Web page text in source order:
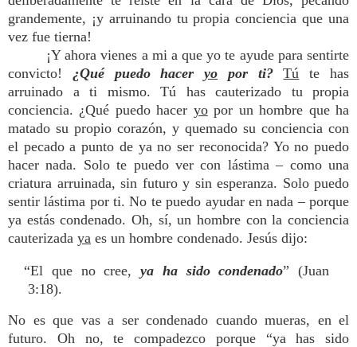
grandemente, ¡y arruinando tu propia conciencia que una
vez fue tierna!
¡Y ahora vienes a mi a que yo te ayude para sentirte
convicto! ¿Qué puedo hacer yo por ti? Tú te has
arruinado a ti mismo. Tú has cauterizado tu propia
conciencia. ¿Qué puedo hacer yopor un hombre que ha
matado su propio corazón, y quemado su conciencia con
el pecado a punto de ya no ser reconocida? Yo no puedo
hacer nada. Solo te puedo ver con lástima – como una
criatura arruinada, sin futuro y sin esperanza. Solo puedo
sentir lástima por ti. No te puedo ayudar en nada – porque
ya estás condenado. Oh, sí, un hombre con la conciencia
cauterizada ya es un hombre condenado. Jesús dijo:
“El que no cree,ya ha sido condenado” (Juan
3:18).
No es que vas a ser condenado cuando mueras, en el
futuro. Oh no, te compadezco porque “ya has sido